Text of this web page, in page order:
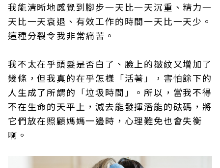
我能清晰地感覺到腳步一天比一天沉重、精力一
天比一天衰退、有效工作的時間一天比一天少。
這種分裂令我非常痛苦。
我不太在乎頭髮是否白了、臉上的皺紋又增加了
幾條，但我真的在乎怎樣「活著」，害怕餘下的
人生成了所謂的「垃圾時間」。所以，當我不得
不在生命的天平上，減去能發揮潛能的砝碼，將
它們放在照顧媽媽一邊時，心理難免也會失衡
啊。